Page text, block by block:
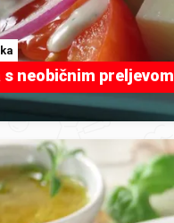
s neobičnim preljevom